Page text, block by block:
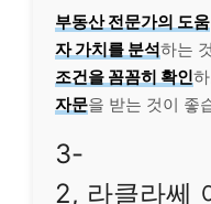
부동산 전문가의 도움
자 가치를 분석하는
조건을 꼼꼼히 확인
자문을 받는 것이 좋
3-
2, 라클라쎄